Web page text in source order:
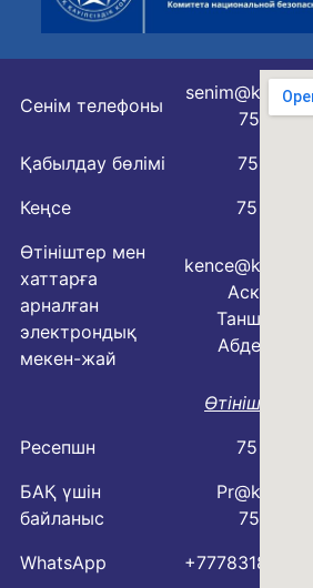
Сенім телефоны
senim@kmo.kz
75 77 76
Қабылдау бөлімі
75 79 07
Кеңсе
75 78 54
Өтініштер мен
хаттарға
арналған
электрондық
мекен-жай
kence@kmo.kz
Аскарова
Таншолпан
Абделовна
Өтініш үлгісі
Ресепшн
75 78 88
БАҚ үшін
байланыс
Pr@kmo.kz
75 77 75
WhatsApp
+77783183600